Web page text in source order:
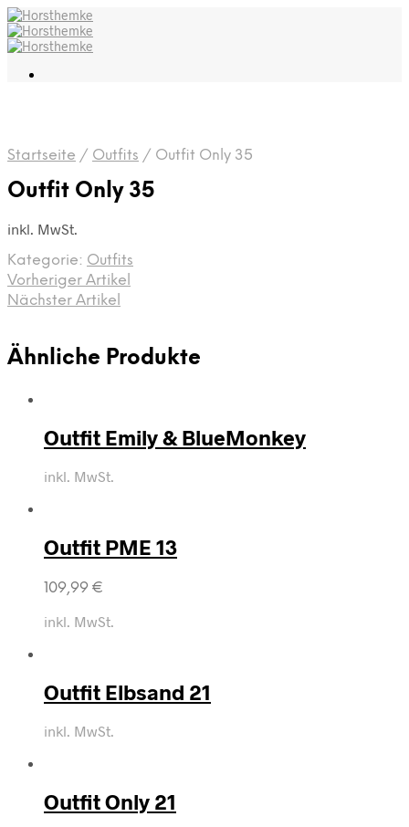
Startseite / Outfits / Outfit Only 35
Outfit Only 35
inkl. MwSt.
Kategorie: Outfits
Vorheriger Artikel
Nächster Artikel
Ähnliche Produkte
Outfit Emily & BlueMonkey
inkl. MwSt.
Outfit PME 13
109,99 €
inkl. MwSt.
Outfit Elbsand 21
inkl. MwSt.
Outfit Only 21